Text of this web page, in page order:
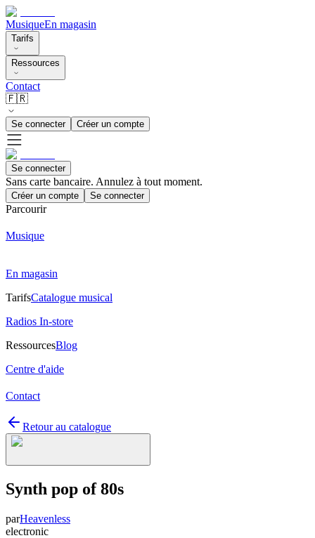
MusiqueEn magasin
Tarifs
Ressources
Contact
🇫🇷
Se connecter Créer un compte
Se connecter
Sans carte bancaire. Annulez à tout moment.
Créer un compte Se connecter
Parcourir
Musique
En magasin
TarifsCatalogue musical
Radios In-store
RessourcesBlog
Centre d'aide
Contact
Retour au catalogue
Synth pop of 80s
parHeavenless
electronic